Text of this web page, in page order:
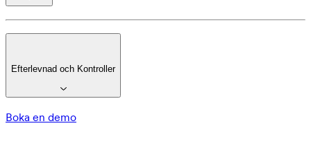
Efterlevnad och Kontroller
Boka en demo